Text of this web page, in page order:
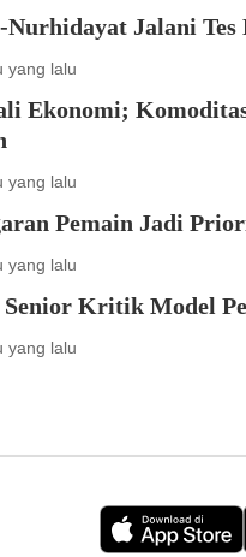
Nurhidayat Jalani Tes
yang lalu
Ekonomi;
yang lalu
Pemain Jadi
yang lalu
Kritik Model
yang lalu